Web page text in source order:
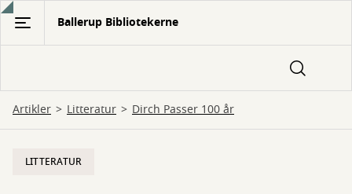
Gå
hovedindhold
Ballerup Bibliotekerne
Artikler Litteratur Dirch Passer 100 år
LITTERATUR